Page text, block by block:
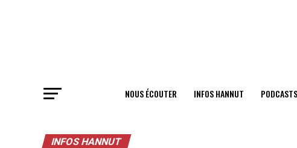
NOUS ÉCOUTER INFOS HANNUT PODCASTS
INFOS HANNUT